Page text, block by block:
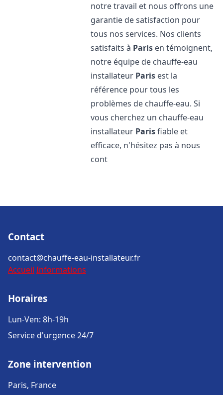
notre travail et nous offrons une
garantie de satisfaction pour
tous nos services. Nos clients
satisfaits à Paris en témoignent,
notre équipe de chauffe-eau
installateur Paris est la
référence pour tous les
problèmes de chauffe-eau. Si
vous cherchez un chauffe-eau
installateur Parisfiable et
efficace, n'hésitez pas à nous
cont
Contact
contact@chauffe-eau-installateur.fr
Accueil Informations
Horaires
Lun-Ven: 8h-19h
Service d'urgence 24/7
Zone intervention
Paris, France